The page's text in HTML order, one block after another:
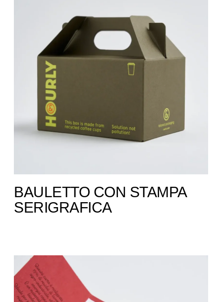
BAULETTO CON STAMPA
SERIGRAFICA